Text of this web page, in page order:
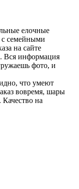
елочные
с семейными
на сайте
Вся информация
фото, и
что умеют
вовремя, шары
на